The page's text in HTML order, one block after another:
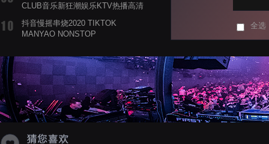
CLUB音乐新狂潮娱乐KTV热播高清
抖音慢摇串烧2020 TIKTOK
MANYAO NONSTOP
蝉爸爸妈妈爱存在夏天的风是想你的
声音啊
全选